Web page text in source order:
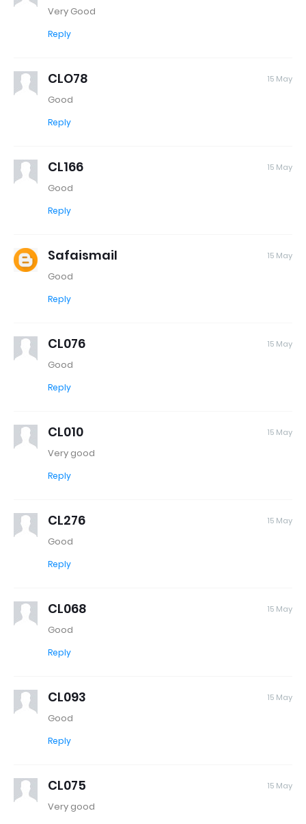
Very Good
Reply
CLO78 15 May
Good
Reply
CL166 15 May
Good
Reply
Safaismail 15 May
Good
Reply
CL076 15 May
Good
Reply
CL010 15 May
Very good
Reply
CL276 15 May
Good
Reply
CL068 15 May
Good
Reply
CL093 15 May
Good
Reply
CL075 15 May
Very good